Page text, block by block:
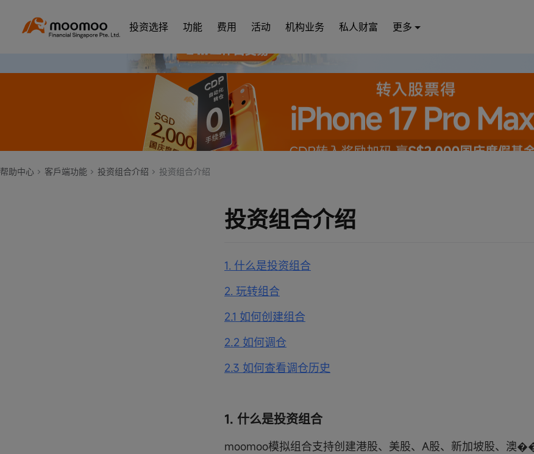
投资选择 功能 费用 活动 机构业务 私人财富 更多
帮助中心 客戶端功能 投资组合介绍 投资组合介绍
投资组合介绍
1. 什么是投资组合
2. 玩转组合
2.1 如何创建组合
2.2 如何调仓
2.3 如何查看调仓历史
1. 什么是投资组合
moomoo模拟组合支持创建港股、美股、A股、新加坡股、澳